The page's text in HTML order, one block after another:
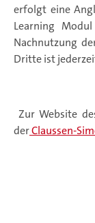
erfolgt eine
Learning
Nachnutzung
Dritte ist
Zur Website
derClaussen-